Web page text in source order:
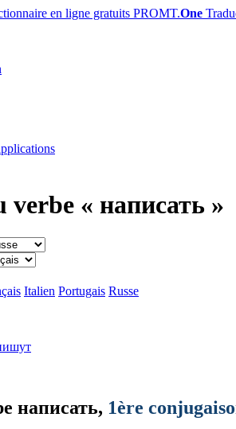
PROMT.One
« написать »
Italien Portugais Russe
написать, 1ère